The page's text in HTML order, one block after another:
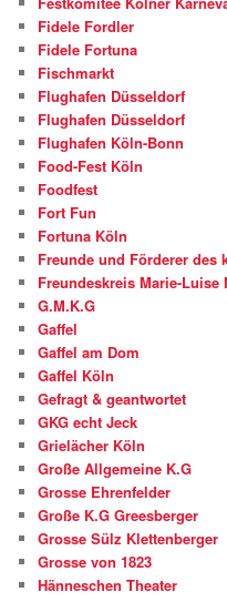
Fidele Fordler
Fidele Fortuna
Fischmarkt
Flughafen Düsseldorf
Flughafen Düsseldorf
Flughafen Köln-Bonn
Food-Fest Köln
Foodfest
Fort Fun
Fortuna Köln
Freunde und Förderer des
Freundeskreis Marie-Luise
G.M.K.G
Gaffel
Gaffel am Dom
Gaffel Köln
Gefragt & geantwortet
GKG echt Jeck
Grielächer Köln
Große Allgemeine K.G
Grosse Ehrenfelder
Große K.G Greesberger
Grosse Sülz Klettenberger
Grosse von 1823
Hänneschen Theater